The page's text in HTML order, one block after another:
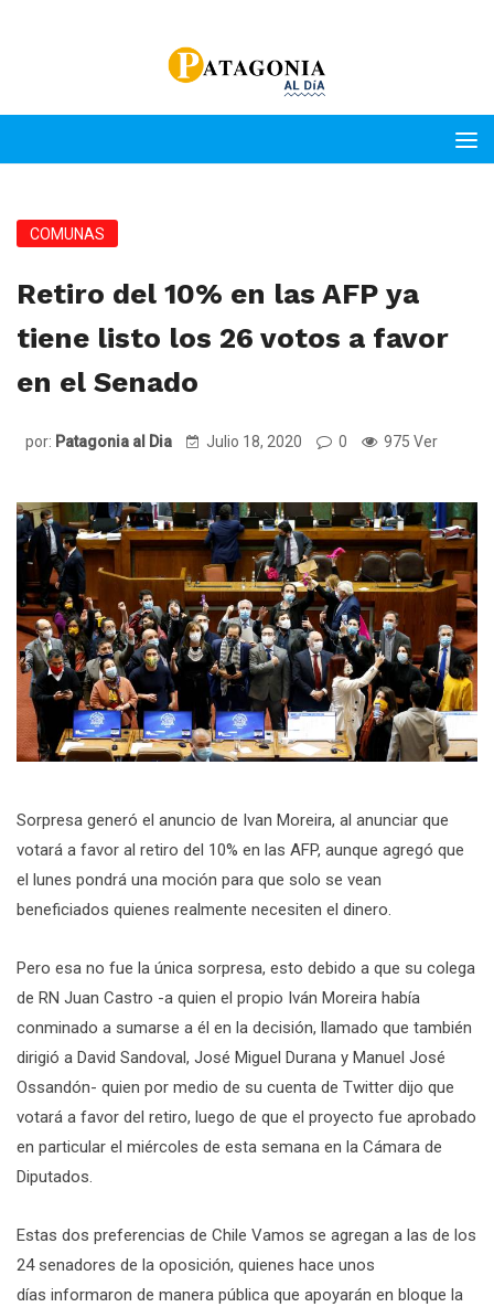
COMUNAS
Retiro del 10% en las AFP ya
tiene listo los 26 votos a favor
en el Senado
por: Patagonia al Dia Julio 18, 2020 0 975 Ver
Sorpresa generó el anuncio de Ivan Moreira, al anunciar que
votará a favor al retiro del 10% en las AFP, aunque agregó que
el lunes pondrá una moción para que solo se vean
beneficiados quienes realmente necesiten el dinero.
Pero esa no fue la única sorpresa, esto debido a que su colega
de RN Juan Castro -a quien el propio Iván Moreira había
conminado a sumarse a él en la decisión, llamado que también
dirigió a David Sandoval, José Miguel Durana y Manuel José
Ossandón- quien por medio de su cuenta de Twitter dijo que
votará a favor del retiro, luego de que el proyecto fue aprobado
en particular el miércoles de esta semana en la Cámara de
Diputados.
Estas dos preferencias de Chile Vamos se agregan a las de los
24 senadores de la oposición, quienes hace unos
días informaron de manera pública que apoyarán en bloque la